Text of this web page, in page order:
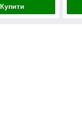
Купити